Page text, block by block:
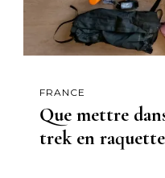
FRANCE
Que mettre
trek en